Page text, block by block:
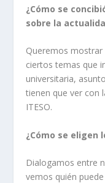
¿Cómo se
sobre la
Queremos mostrar
ciertos temas que
universitaria,
tienen que ver con
ITESO.
¿Cómo se eligen
Dialogamos entre
vemos quién